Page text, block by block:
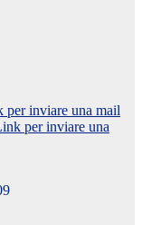
per inviare una mail
per inviare una